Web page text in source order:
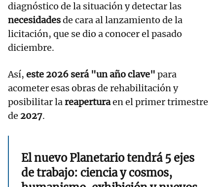
diagnóstico de la situación y detectar las
necesidadesde cara al lanzamiento de la
licitación, que se dio a conocer el pasado
diciembre.
Así, este 2026 será "un año clave" para
acometer esas obras de rehabilitación y
posibilitar lareaperturaen el primer trimestre
de 2027.
El nuevo Planetario tendrá 5 ejes
de trabajo: ciencia y cosmos,